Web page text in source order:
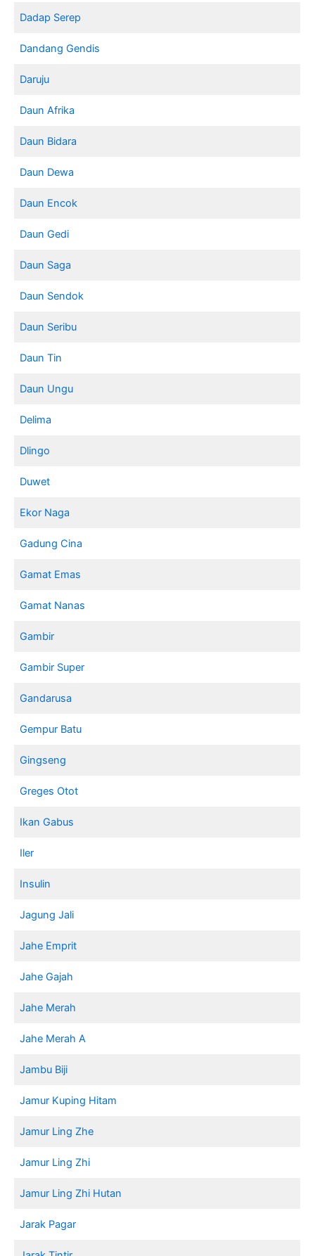
Dadap Serep
Dandang Gendis
Daruju
Daun Afrika
Daun Bidara
Daun Dewa
Daun Encok
Daun Gedi
Daun Saga
Daun Sendok
Daun Seribu
Daun Tin
Daun Ungu
Delima
Dlingo
Duwet
Ekor Naga
Gadung Cina
Gamat Emas
Gamat Nanas
Gambir
Gambir Super
Gandarusa
Gempur Batu
Gingseng
Greges Otot
Ikan Gabus
Iler
Insulin
Jagung Jali
Jahe Emprit
Jahe Gajah
Jahe Merah
Jahe Merah A
Jambu Biji
Jamur Kuping Hitam
Jamur Ling Zhe
Jamur Ling Zhi
Jamur Ling Zhi Hutan
Jarak Pagar